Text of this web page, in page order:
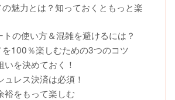
魅力とは？知っておくともっと楽
の使い方＆混雑を避けるには？
を100％楽しむための3つのコツ
を決めておく！
レス決済は必須！
をもって楽しむ